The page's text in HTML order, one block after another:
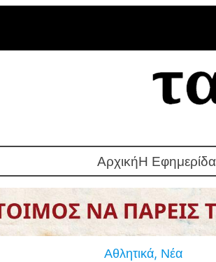
ΑρχικήΗ Εφημερίδα
Αθλητικά, Νέα